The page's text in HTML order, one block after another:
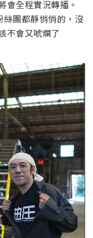
會全程實況轉播。
團都靜悄悄的，沒
不會又唬爛了